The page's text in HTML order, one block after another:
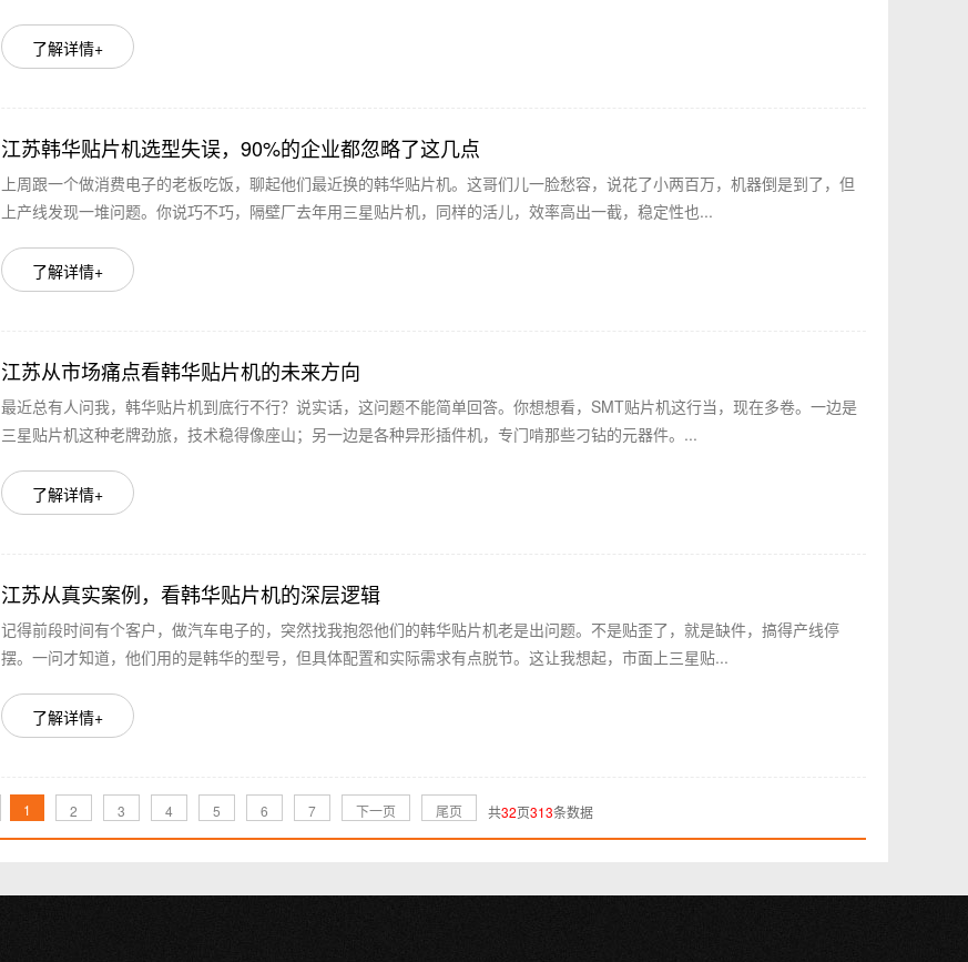
了解详情+
江苏韩华贴片机选型失误，90%的企业都忽略了这几点
上周跟一个做消费电子的老板吃饭，聊起他们最近换的韩华贴片机。这哥们儿一脸愁容，说花了小两百万，机器倒是到了，但
上产线发现一堆问题。你说巧不巧，隔壁厂去年用三星贴片机，同样的活儿，效率高出一截，稳定性也...
了解详情+
江苏从市场痛点看韩华贴片机的未来方向
最近总有人问我，韩华贴片机到底行不行？说实话，这问题不能简单回答。你想想看，SMT贴片机这行当，现在多卷。一边是
三星贴片机这种老牌劲旅，技术稳得像座山；另一边是各种异形插件机，专门啃那些刁钻的元器件。...
了解详情+
江苏从真实案例，看韩华贴片机的深层逻辑
记得前段时间有个客户，做汽车电子的，突然找我抱怨他们的韩华贴片机老是出问题。不是贴歪了，就是缺件，搞得产线停
摆。一问才知道，他们用的是韩华的型号，但具体配置和实际需求有点脱节。这让我想起，市面上三星贴...
了解详情+
1 2 3 4 5 6 7 下一页 尾页 共32页313条数据